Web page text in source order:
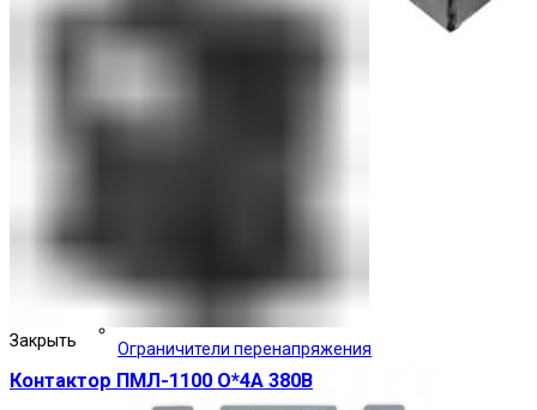
Ограничители перенапряжения
Закрыть
Контактор ПМЛ-1100 О*4А 380В